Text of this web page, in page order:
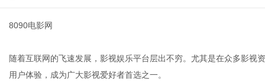
8090电影网
随着互联网的飞速发展，影视娱乐平台层出不穷。尤其是在众多影视
用户体验，成为广大影视爱好者首选之一。